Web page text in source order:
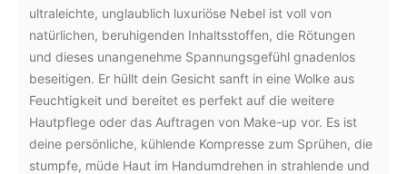
ultraleichte, unglaublich luxuriöse Nebel ist voll von
natürlichen, beruhigenden Inhaltsstoffen, die Rötungen
und dieses unangenehme Spannungsgefühl gnadenlos
beseitigen. Er hüllt dein Gesicht sanft in eine Wolke aus
Feuchtigkeit und bereitet es perfekt auf die weitere
Hautpflege oder das Auftragen von Make-up vor. Es ist
deine persönliche, kühlende Kompresse zum Sprühen, die
stumpfe, müde Haut im Handumdrehen in strahlende und